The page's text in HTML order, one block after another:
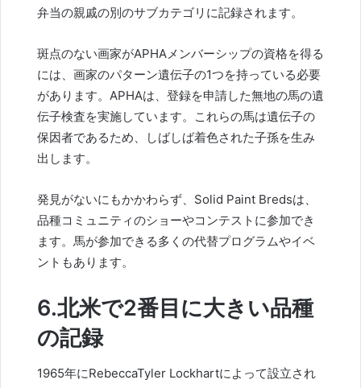
弁当の親戚の別のサブカテゴリに記録されます。
斑点のない画家がAPHAメンバーシップの資格を得る
には、画家のパターン遺伝子の1つを持っている必要
があります。APHAは、登録を申請した無地の馬の遺
伝子検査を実施しています。これらの馬は遺伝子の
保因者であるため、しばしば着色された子孫を生み
出します。
発見がないにもかかわらず、Solid Paint Bredsは、
品種コミュニティのショーやコンテストに参加でき
ます。馬が参加できる多くの代替プログラムやイベ
ントもあります。
6.北米で2番目に大きい品種
の記録
1965年にRebeccaTyler Lockhartによって設立され